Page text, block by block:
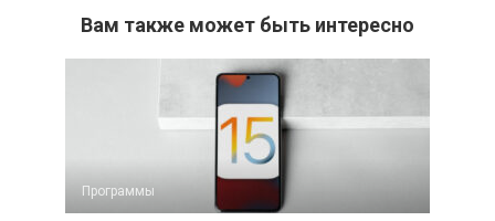
Вам также может быть интересно
Программы